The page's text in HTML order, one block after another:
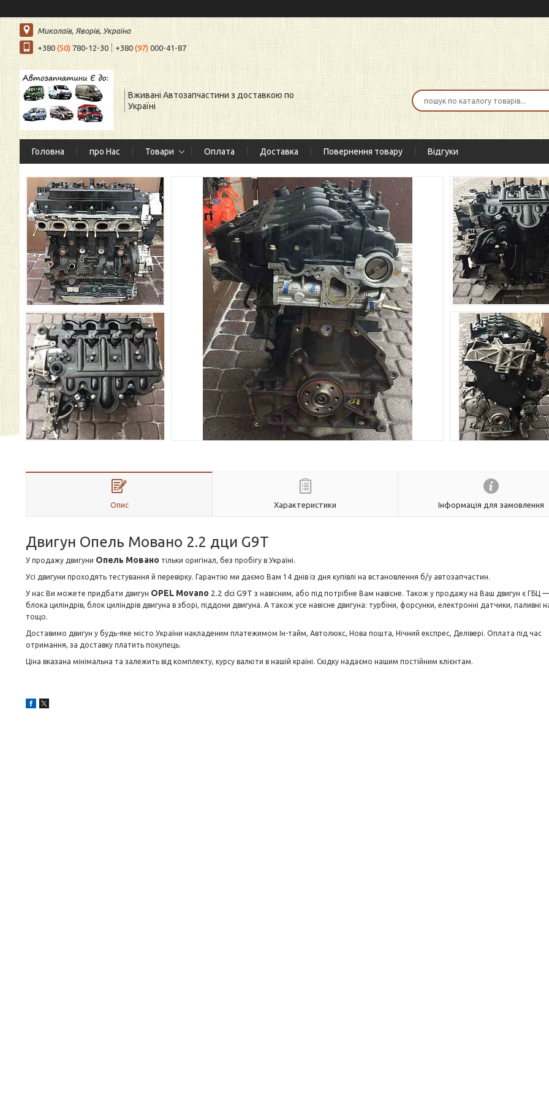
Миколаїв, Яворів, Україна
+380 (50)780-12-30 +380(97)000-41-87
Вживані Автозапчастини з доставкою по
Україні
Головна про Нас Товари Оплата Доставка Повернення товару Відгуки
Опис Характеристики Інформація для замовлення
Двигун Опель Мовано 2.2 дци G9T
У продажу двигуни Опель Мовано тільки оригінал, без пробігу в Україні.
Усі двигуни проходять тестування й перевірку. Гарантію ми даємо Вам 14 днів із дня купівлі на встановлення б/у автозапчастин.
У нас Ви можете придбати двигун OPEL Movano 2.2 dci G9T з навісним, або під потрібне Вам навісне. Також у продажу на Ваш двигун є ГБЦ
блока циліндрів, блок циліндрів двигуна в зборі, піддони двигуна. А також усе навісне двигуна: турбіни, форсунки, електронні датчики, паливні
тощо.
Доставимо двигун у будь-яке місто України накладеним платежимом Ін-тайм, Автолюкс, Нова пошта, Нічний експрес, Делівері. Оплата під час
отримання, за доставку платить покупець.
Ціна вказана мінімальна та залежить від комплекту, курсу валюти в нашій країні. Скідку надаємо нашим постійним клієнтам.